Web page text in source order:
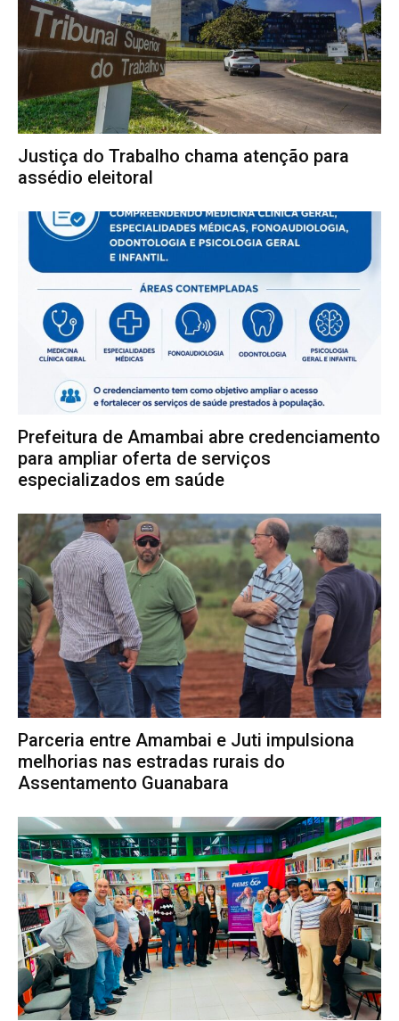
Justiça do Trabalho chama atenção para
assédio eleitoral
Prefeitura de Amambai abre credenciamento
para ampliar oferta de serviços
especializados em saúde
Parceria entre Amambai e Juti impulsiona
melhorias nas estradas rurais do
Assentamento Guanabara